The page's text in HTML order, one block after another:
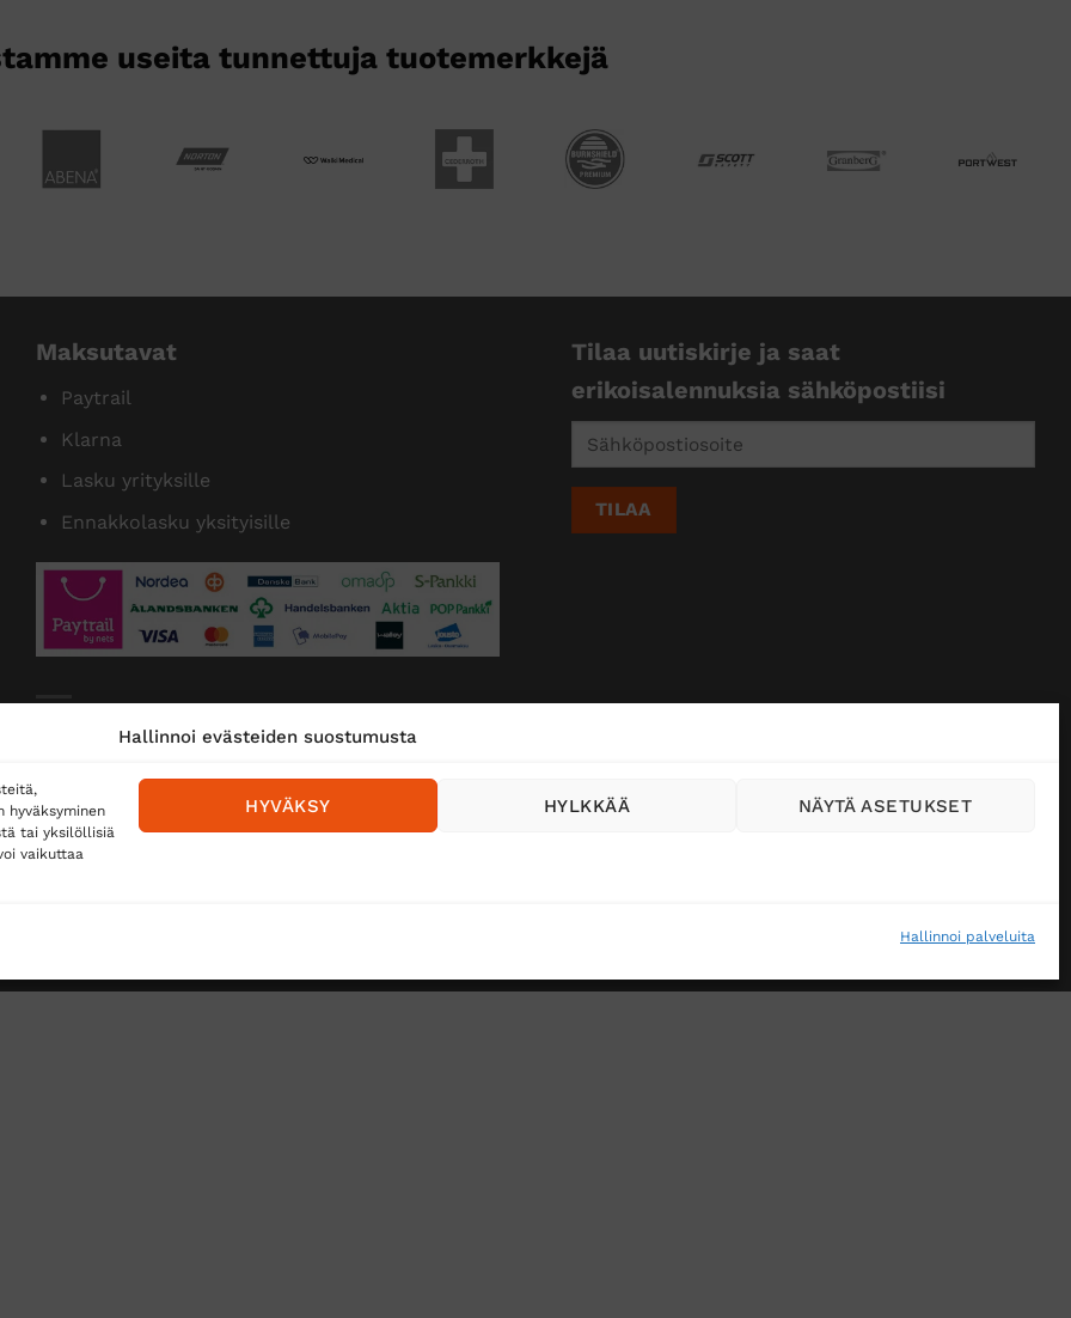
Hallinnoi evästeiden suostumusta
tai yksilöllisiä
vaikuttaa
Hallinnoi palveluita
HYVÄKSY HYLKKÄÄ NÄYTÄ ASETUKSET
useita tunnettuja tuotemerkkejä
Maksutavat
Paytrail
Klarna
Lasku yrityksille
Ennakkolasku yksityisille
Toimitustavat
Matkahuolto
Postnord
Tilaa uutiskirje ja saat
erikoisalennuksia sähköpostiisi